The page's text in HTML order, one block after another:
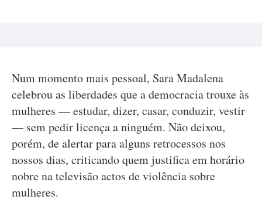
Num momento mais pessoal, Sara Madalena
celebrou as liberdades que a democracia trouxe às
mulheres — estudar, dizer, casar, conduzir, vestir
— sem pedir licença a ninguém. Não deixou,
porém, de alertar para alguns retrocessos nos
nossos dias, criticando quem justifica em horário
nobre na televisão actos de violência sobre
mulheres.